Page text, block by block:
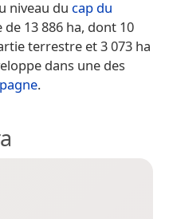
niveau du cap du
13 886 ha, dont 10
terrestre et 3 073 ha
dans une des
.